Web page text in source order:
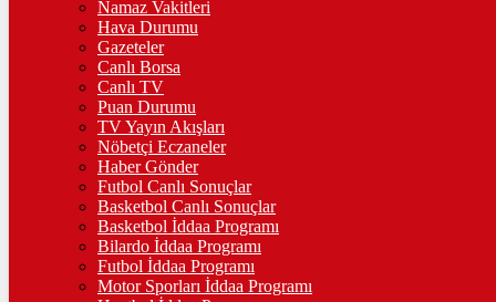
% -0.11
STERLİN
% 0.13
GRAM ALTIN
Namaz Vakitleri
Hava Durumu
Gazeteler
Canlı Borsa
Canlı TV
Puan Durumu
TV Yayın Akışları
Nöbetçi Eczaneler
Haber Gönder
Futbol Canlı Sonuçlar
Basketbol Canlı Sonuçlar
Basketbol İddaa Programı
Bilardo İddaa Programı
Futbol İddaa Programı
Motor Sporları İddaa Programı